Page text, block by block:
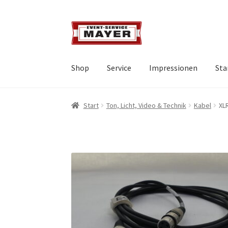
Shop Service Impressionen
Start Ton, Licht, Video & Technik Kabel